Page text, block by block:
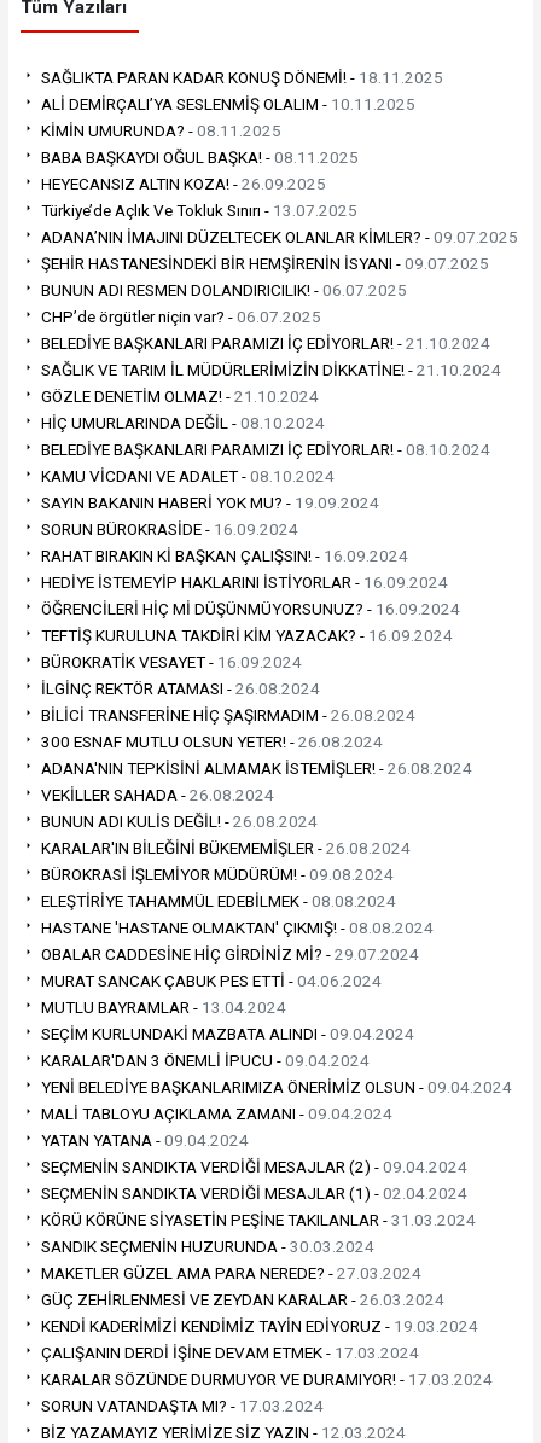
Tüm Yazıları
SAĞLIKTA PARAN KADAR KONUŞ DÖNEMİ! - 18.11.2025
ALİ DEMİRÇALI’YA SESLENMİŞ OLALIM - 10.11.2025
KİMİN UMURUNDA? -08.11.2025
BABA BAŞKAYDI OĞUL BAŞKA! -08.11.2025
HEYECANSIZ ALTIN KOZA! -26.09.2025
Türkiye’de Açlık Ve Tokluk Sınırı - 13.07.2025
ADANA’NIN İMAJINI DÜZELTECEK OLANLAR KİMLER? -09.07.2025
ŞEHİR HASTANESİNDEKİ BİR HEMŞİRENİN İSYANI -09.07.2025
BUNUN ADI RESMEN DOLANDIRICILIK! -06.07.2025
CHP’de örgütler niçin var? -06.07.2025
BELEDİYE BAŞKANLARI PARAMIZI İÇ EDİYORLAR! -21.10.2024
SAĞLIK VE TARIM İL MÜDÜRLERİMİZİN DİKKATİNE! -21.10.2024
GÖZLE DENETİM OLMAZ! -21.10.2024
HİÇ UMURLARINDA DEĞİL -08.10.2024
BELEDİYE BAŞKANLARI PARAMIZI İÇ EDİYORLAR! -08.10.2024
KAMU VİCDANI VE ADALET -08.10.2024
SAYIN BAKANIN HABERİ YOK MU? - 19.09.2024
SORUN BÜROKRASİDE - 16.09.2024
RAHAT BIRAKIN Kİ BAŞKAN ÇALIŞSIN! - 16.09.2024
HEDİYE İSTEMEYİP HAKLARINI İSTİYORLAR - 16.09.2024
ÖĞRENCİLERİ HİÇ Mİ DÜŞÜNMÜYORSUNUZ? - 16.09.2024
TEFTİŞ KURULUNA TAKDİRİ KİM YAZACAK? - 16.09.2024
BÜROKRATİK VESAYET - 16.09.2024
İLGİNÇ REKTÖR ATAMASI -26.08.2024
BİLİCİ TRANSFERİNE HİÇ ŞAŞIRMADIM -26.08.2024
300 ESNAF MUTLU OLSUN YETER! -26.08.2024
ADANA'NIN TEPKİSİNİ ALMAMAK İSTEMİŞLER! -26.08.2024
VEKİLLER SAHADA -26.08.2024
BUNUN ADI KULİS DEĞİL! -26.08.2024
KARALAR'IN BİLEĞİNİ BÜKEMEMİŞLER -26.08.2024
BÜROKRASİ İŞLEMİYOR MÜDÜRÜM! -09.08.2024
ELEŞTİRİYE TAHAMMÜL EDEBİLMEK -08.08.2024
HASTANE 'HASTANE OLMAKTAN' ÇIKMIŞ! -08.08.2024
OBALAR CADDESİNE HİÇ GİRDİNİZ Mİ? -29.07.2024
MURAT SANCAK ÇABUK PES ETTİ -04.06.2024
MUTLU BAYRAMLAR - 13.04.2024
SEÇİM KURLUNDAKİ MAZBATA ALINDI -09.04.2024
KARALAR'DAN 3 ÖNEMLİ İPUCU -09.04.2024
YENİ BELEDİYE BAŞKANLARIMIZA ÖNERİMİZ OLSUN -09.04.2024
MALİ TABLOYU AÇIKLAMA ZAMANI -09.04.2024
YATAN YATANA -09.04.2024
SEÇMENİN SANDIKTA VERDİĞİ MESAJLAR (2) -09.04.2024
SEÇMENİN SANDIKTA VERDİĞİ MESAJLAR (1) -02.04.2024
KÖRÜ KÖRÜNE SİYASETİN PEŞİNE TAKILANLAR -31.03.2024
SANDIK SEÇMENİN HUZURUNDA -30.03.2024
MAKETLER GÜZEL AMA PARA NEREDE? -27.03.2024
GÜÇ ZEHİRLENMESİ VE ZEYDAN KARALAR -26.03.2024
KENDİ KADERİMİZİ KENDİMİZ TAYİN EDİYORUZ - 19.03.2024
ÇALIŞANIN DERDİ İŞİNE DEVAM ETMEK - 17.03.2024
KARALAR SÖZÜNDE DURMUYOR VE DURAMIYOR! - 17.03.2024
SORUN VATANDAŞTA MI? - 17.03.2024
BİZ YAZAMAYIZ YERİMİZE SİZ YAZIN - 12.03.2024